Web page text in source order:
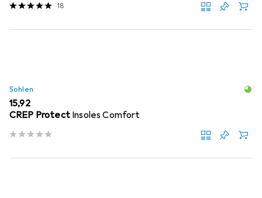
18
Sohlen
EUR
15,92
CREP Protect Insoles Comfort